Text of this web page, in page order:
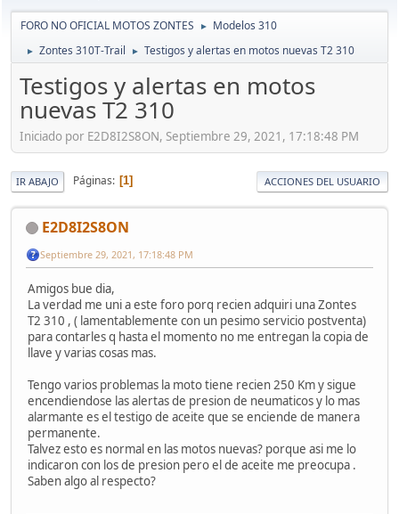
FORO NO OFICIAL MOTOS ZONTES ► Modelos 310
► Zontes 310T-Trail ► Testigos y alertas en motos nuevas T2 310
Testigos y alertas en motos
nuevas T2 310
Iniciado por E2D8I2S8ON, Septiembre 29, 2021, 17:18:48 PM
IR ABAJO Páginas 1 ACCIONES DEL USUARIO
E2D8I2S8ON
Septiembre 29, 2021, 17:18:48 PM
Amigos bue dia,
La verdad me uni a este foro porq recien adquiri una Zontes
T2 310 , ( lamentablemente con un pesimo servicio postventa)
para contarles q hasta el momento no me entregan la copia de
llave y varias cosas mas.
Tengo varios problemas la moto tiene recien 250 Km y sigue
encendiendose las alertas de presion de neumaticos y lo mas
alarmante es el testigo de aceite que se enciende de manera
permanente.
Talvez esto es normal en las motos nuevas? porque asi me lo
indicaron con los de presion pero el de aceite me preocupa .
Saben algo al respecto?